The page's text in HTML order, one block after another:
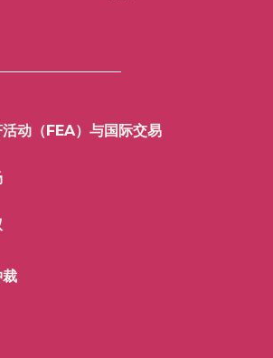
动（FEA）与国际交易